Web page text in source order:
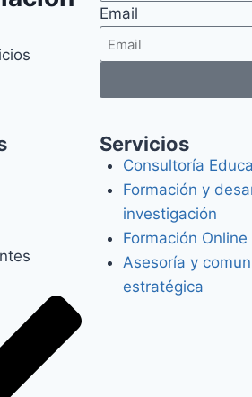
Email
Servicios
Consultoría
Formación y
investigación
Formación Online
Asesoría y
estratégica